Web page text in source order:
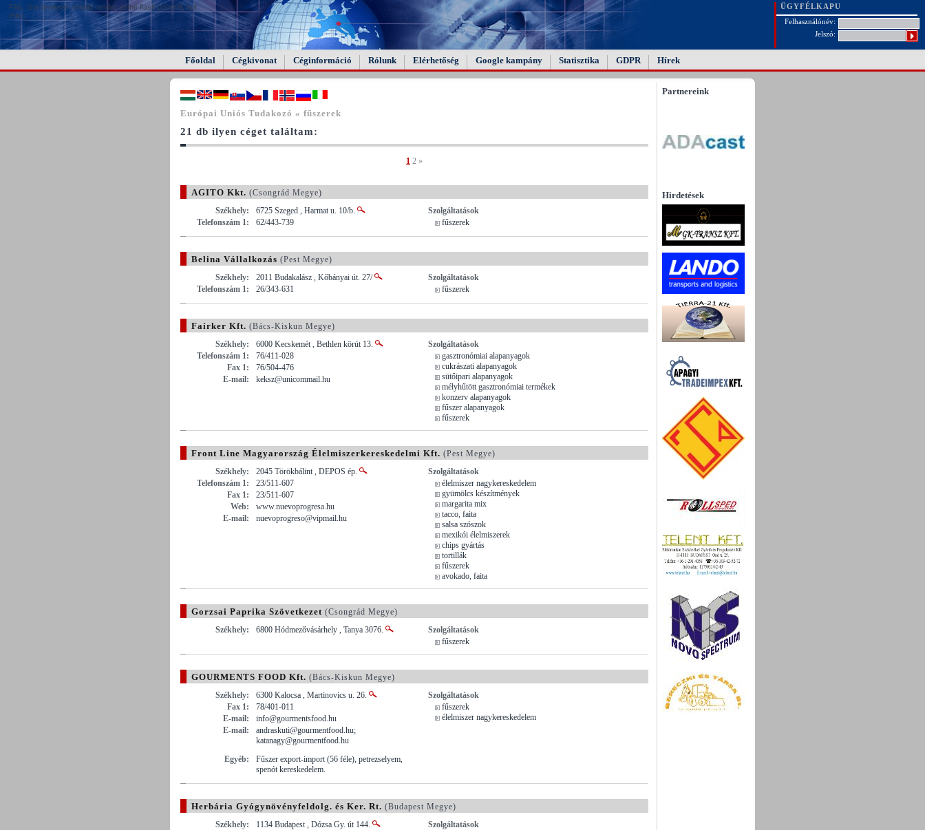
FAIL (the browser should render some flash content, not
this).
ÜGYFÉLKAPU
Felhasználónév:
Jelszó:
Főoldal Cégkivonat Céginformáció Rólunk Elérhetőség Google kampány Statisztika GDPR Hírek
Európai Uniós Tudakozó « fűszerek
21 db ilyen céget találtam:
1 2 »
AGITO Kkt. (Csongrád Megye)
Székhely:
6725 Szeged , Harmat u. 10/b.
Telefonszám 1:
62/443-739
Szolgáltatások
fűszerek
Belina Vállalkozás (Pest Megye)
Székhely:
2011 Budakalász , Kőbányai út. 27/
Telefonszám 1:
26/343-631
Szolgáltatások
fűszerek
Fairker Kft. (Bács-Kiskun Megye)
Székhely:
6000 Kecskemét , Bethlen körút 13.
Telefonszám 1:
76/411-028
Fax 1:
76/504-476
E-mail:
keksz@unicommail.hu
Szolgáltatások
gasztronómiai alapanyagok
cukrászati alapanyagok
sütőipari alapanyagok
mélyhűtött gasztronómiai termékek
konzerv alapanyagok
fűszer alapanyagok
fűszerek
Front Line Magyarország Élelmiszerkereskedelmi Kft. (Pest Megye)
Székhely:
2045 Törökbálint , DEPOS ép.
Telefonszám 1:
23/511-607
Fax 1:
23/511-607
Web:
www.nuevoprogresa.hu
E-mail:
nuevoprogreso@vipmail.hu
Szolgáltatások
élelmiszer nagykereskedelem
gyümölcs készítmények
margarita mix
tacco, faita
salsa szószok
mexikói élelmiszerek
chips gyártás
tortillák
fűszerek
avokado, faita
Gorzsai Paprika Szövetkezet (Csongrád Megye)
Székhely:
6800 Hódmezővásárhely , Tanya 3076.
Szolgáltatások
fűszerek
GOURMENTS FOOD Kft. (Bács-Kiskun Megye)
Székhely:
6300 Kalocsa , Martinovics u. 26.
Fax 1:
78/401-011
E-mail:
info@gourmentsfood.hu
E-mail:
andraskuti@gourmentfood.hu;
katanagy@gourmentfood.hu
Egyéb:
Fűszer export-import (56 féle), petrezselyem,
spenót kereskedelem.
Szolgáltatások
fűszerek
élelmiszer nagykereskedelem
Herbária Gyógynövényfeldolg. és Ker. Rt. (Budapest Megye)
Székhely:
1134 Budapest , Dózsa Gy. út 144.
Szolgáltatások
Partnereink
Hirdetések